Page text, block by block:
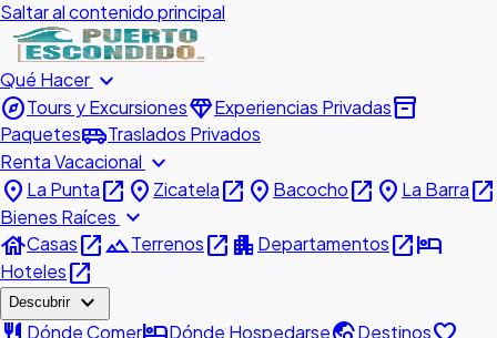
Saltar al contenido principal
Qué Hacer expand_more
exploreTours y ExcursionesdiamondExperiencias Privadasinventory_2
Paquetesairport_shuttleTraslados Privados
Renta Vacacional expand_more
place La Puntaopen_in_new place Zicatelaopen_in_new place Bacochoopen_in_new place La Barraopen_in_new
Bienes Raíces expand_more
houseCasasopen_in_newlandscapeTerrenosopen_in_new apartmentDepartamentosopen_in_newhotel
Hotelesopen_in_new
Descubrir expand_more
Dónde Comer Dónde Hospedarse Destinos